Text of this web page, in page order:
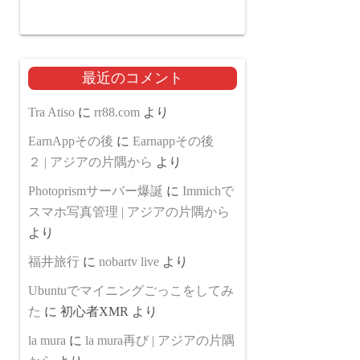
最近のコメント
Tra Atiso に rr88.com より
EarnAppその後 に Earnappその後
２ | アジアの片隅から より
Photoprismサーバー爆誕 に Immichで
スマホ写真管理 | アジアの片隅から
より
福井旅行 に nobartv live より
Ubuntuでマイニングごっこをしてみ
た に 初心者XMR より
la mura に la mura再び | アジアの片隅